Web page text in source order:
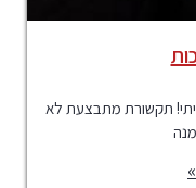
תקשורת מתבצעת לא